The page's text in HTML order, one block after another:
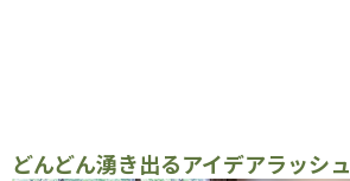
どんどん湧き出るアイデアラッシュ